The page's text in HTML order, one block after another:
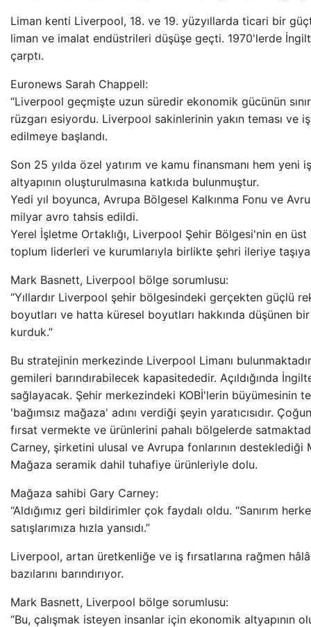
Liman kenti Liverpool, 18. ve 19. yüzyıllarda ticari bir
liman ve imalat endüstrileri düşüşe geçti. 1970'lerde
çarptı.
Euronews Sarah Chappell:
“Liverpool geçmişte uzun süredir ekonomik gücünün
rüzgarı esiyordu. Liverpool sakinlerinin yakın teması
edilmeye başlandı.
Son 25 yılda özel yatırım ve kamu finansmanı hem
altyapının oluşturulmasına katkıda bulunmuştur.
Yedi yıl boyunca, Avrupa Bölgesel Kalkınma Fonu ve
milyar avro tahsis edildi.
Yerel İşletme Ortaklığı, Liverpool Şehir Bölgesi'nin en
toplum liderleri ve kurumlarıyla birlikte şehri ileriye
Mark Basnett, Liverpool bölge sorumlusu:
“Yıllardır Liverpool şehir bölgesindeki gerçekten güçlü
boyutları ve hatta küresel boyutları hakkında düşünen
kurduk.”
Bu stratejinin merkezinde Liverpool Limanı
gemileri barındırabilecek kapasitededir. Açıldığında
sağlayacak. Şehir merkezindeki KOBİ'lerin büyümesinin
'bağımsız mağaza' adını verdiği şeyin yaratıcısıdır.
fırsat vermekte ve ürünlerini pahalı bölgelerde
Carney, şirketini ulusal ve Avrupa fonlarının desteklediği
Mağaza seramik dahil tuhafiye ürünleriyle dolu.
Mağaza sahibi Gary Carney:
“Aldığımız geri bildirimler çok faydalı oldu. “Sanırım
satışlarımıza hızla yansıdı.”
Liverpool, artan üretkenliğe ve iş fırsatlarına rağmen
bazılarını barındırıyor.
Mark Basnett, Liverpool bölge sorumlusu:
“Bu, çalışmak isteyen insanlar için ekonomik altyapının